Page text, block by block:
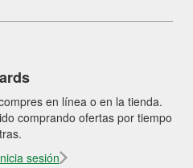
en línea o en la tienda.
comprando ofertas por tiempo
sesión